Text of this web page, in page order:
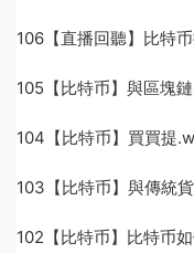
106【直播回聽】比特
105【比特币】與區塊
104【比特币】買買提
103【比特币】與傳統
102【比特币】比特币